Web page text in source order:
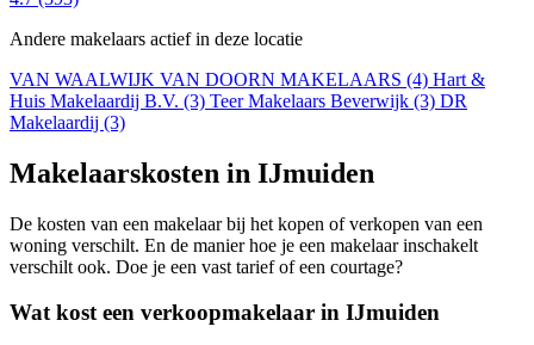
Andere makelaars actief in deze locatie
VAN WAALWIJK VAN DOORN MAKELAARS (4) Hart &
Huis Makelaardij B.V. (3) Teer Makelaars Beverwijk (3) DR
Makelaardij (3)
Makelaarskosten in IJmuiden
De kosten van een makelaar bij het kopen of verkopen van een
woning verschilt. En de manier hoe je een makelaar inschakelt
verschilt ook. Doe je een vast tarief of een courtage?
Wat kost een verkoopmakelaar in IJmuiden